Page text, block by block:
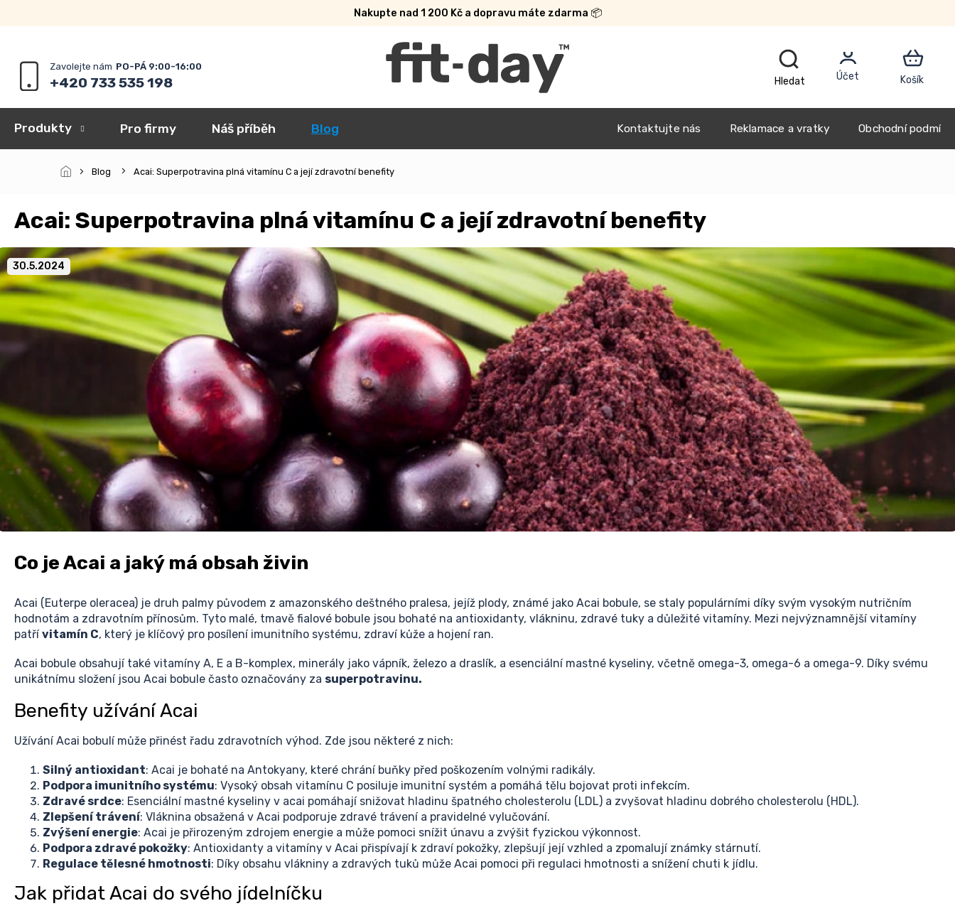
Nakupte nad 1 200 Kč a dopravu máte zdarma 📦
+420 733 535 198
Kontaktujte nás Reklamace a vratky Obchodní
Produkty Pro firmy Náš příběh Blog
Blog Acai: Superpotravina plná vitamínu C a její zdravotní benefity
Acai: Superpotravina plná vitamínu C a její zdravotní benefity
30.5.2024
Co je Acai a jaký má obsah živin
Acai (Euterpe oleracea) je druh palmy původem z amazonského deštného pralesa, jejíž plody, známé jako Acai bobule, se staly populárními díky svým vysokým nutričním
hodnotám a zdravotním přínosům. Tyto malé, tmavě fialové bobule jsou bohaté na antioxidanty, vlákninu, zdravé tuky a důležité vitamíny. Mezi nejvýznamnější vitamíny
patřívitamín C, který je klíčový pro posílení imunitního systému, zdraví kůže a hojení ran.
Acai bobule obsahují také vitamíny A, E a B-komplex, minerály jako vápník, železo a draslík, a esenciální mastné kyseliny, včetně omega-3, omega-6 a omega-9. Díky svému
unikátnímu složení jsou Acai bobule často označovány za superpotravinu.
Benefity užívání Acai
Užívání Acai bobulí může přinést řadu zdravotních výhod. Zde jsou některé z nich:
Silný antioxidant: Acai je bohaté na Antokyany, které chrání buňky před poškozením volnými radikály.
Podpora imunitního systému: Vysoký obsah vitamínu C posiluje imunitní systém a pomáhá tělu bojovat proti infekcím.
Zdravé srdce: Esenciální mastné kyseliny v acai pomáhají snižovat hladinu špatného cholesterolu (LDL) a zvyšovat hladinu dobrého cholesterolu (HDL).
Zlepšení trávení: Vláknina obsažená v Acai podporuje zdravé trávení a pravidelné vylučování.
Zvýšení energie: Acai je přirozeným zdrojem energie a může pomoci snížit únavu a zvýšit fyzickou výkonnost.
Podpora zdravé pokožky: Antioxidanty a vitamíny v Acai přispívají k zdraví pokožky, zlepšují její vzhled a zpomalují známky stárnutí.
Regulace tělesné hmotnosti: Díky obsahu vlákniny a zdravých tuků může Acai pomoci při regulaci hmotnosti a snížení chuti k jídlu.
Jak přidat Acai do svého jídelníčku